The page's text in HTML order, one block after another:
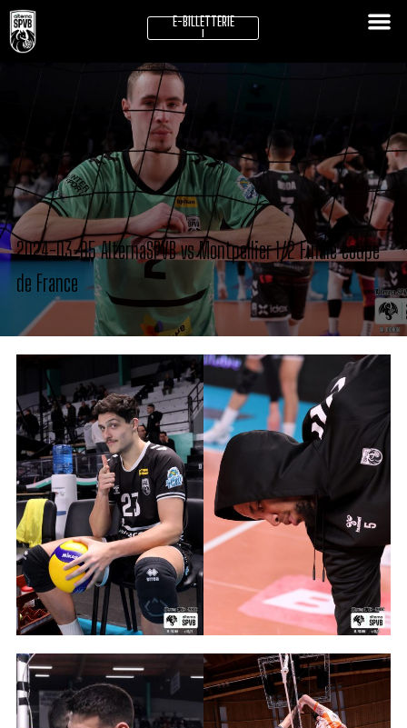
E-BILLETTERIE
!
2024-03-05 AlternaSPVB vs Montpellier 1/2 Finale coupe
de France